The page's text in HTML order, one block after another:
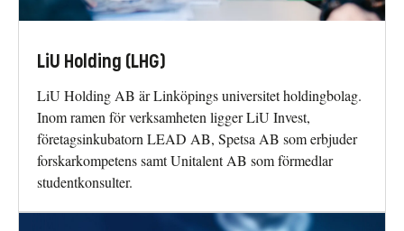
LiU Holding (LHG)
LiU Holding AB är Linköpings universitet holdingbolag.
Inom ramen för verksamheten ligger LiU Invest,
företagsinkubatorn LEAD AB, Spetsa AB som erbjuder
forskarkompetens samt Unitalent AB som förmedlar
studentkonsulter.